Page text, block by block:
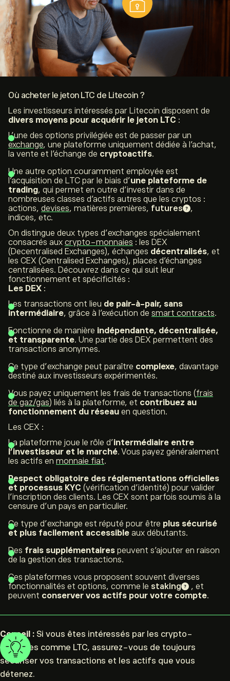
Où acheter le jeton LTC de Litecoin ?
Les investisseurs intéressés par Litecoin disposent de
divers moyens pour acquérir le jeton LTC :
L’une des options privilégiée est de passer par un
exchange, une plateforme uniquement dédiée à l’achat,
la vente et l’échange de cryptoactifs.
Une autre option couramment employée est
l’acquisition de LTC par le biais d’une plateforme de
trading, qui permet en outre d’investir dans de
nombreuses classes d’actifs autres que les cryptos :
actions, devises, matières premières, futures
,
indices, etc.
On distingue deux types d’exchanges spécialement
consacrés aux crypto-monnaies : les DEX
(Decentralised Exchanges), échanges décentralisés, et
les CEX (Centralised Exchanges), places d’échanges
centralisées. Découvrez dans ce qui suit leur
fonctionnement et spécificités :
Les DEX :
Les transactions ont lieu de pair-à-pair, sans
intermédiaire, grâce à l’exécution de smart contracts.
Fonctionne de manière indépendante, décentralisée,
et transparente. Une partie des DEX permettent des
transactions anonymes.
Ce type d’exchange peut paraître complexe, davantage
destiné aux investisseurs expérimentés.
Vous payez uniquement les frais de transactions (frais
de gaz/gas) liés à la plateforme, et contribuez au
fonctionnement du réseau en question.
Les CEX :
La plateforme joue le rôle d’intermédiaire entre
l’investisseur et le marché. Vous payez généralement
les actifs en monnaie fiat.
Respect obligatoire des réglementations officielles
et processus KYC (vérification d’identité) pour valider
l’inscription des clients. Les CEX sont parfois soumis à la
censure d’un pays en particulier.
Ce type d’exchange est réputé pour être plus sécurisé
et plus facilement accessible aux débutants.
Des frais supplémentaires peuvent s’ajouter en raison
de la gestion des transactions.
Ces plateformes vous proposent souvent diverses
fonctionnalités et options, comme le staking
, et
peuvent conserver vos actifs pour votre compte.
Conseil : Si vous êtes intéressés par les crypto-
monnaies comme LTC, assurez-vous de toujours
sécuriser vos transactions et les actifs que vous
détenez.